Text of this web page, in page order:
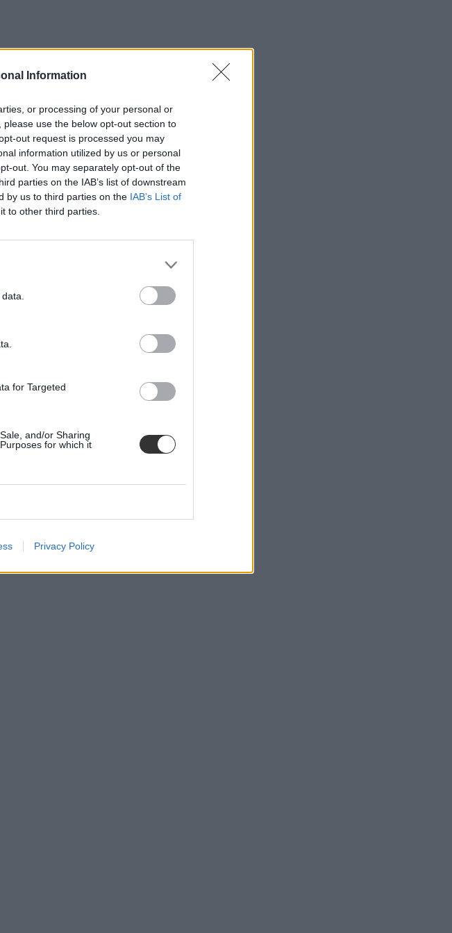
Information
or processing of your personal or
use the below opt-out section to
out request is processed you may
information utilized by us or personal
out. You may separately opt-out of the
parties on the IAB’s list of downstream
by us to third parties on the IAB’s List of
to other third parties.
for Targeted
and/or Sharing
for which it
Privacy Policy